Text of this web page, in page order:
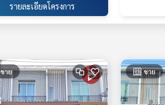
รายละเอียดโครงการ
ขาย ขาย